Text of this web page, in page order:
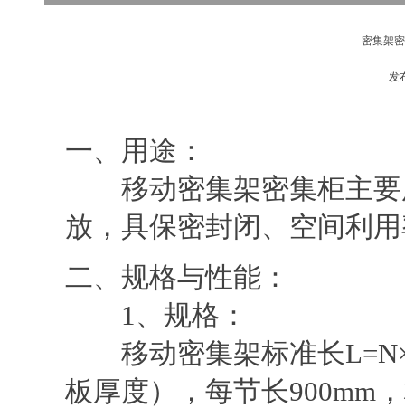
密集架
发
一、用途：
移动密集架密集柜主要
放，具保密封闭、空间利
二、规格与性能：
1、规格：
移动密集架标准长
板厚度），每节长900mm